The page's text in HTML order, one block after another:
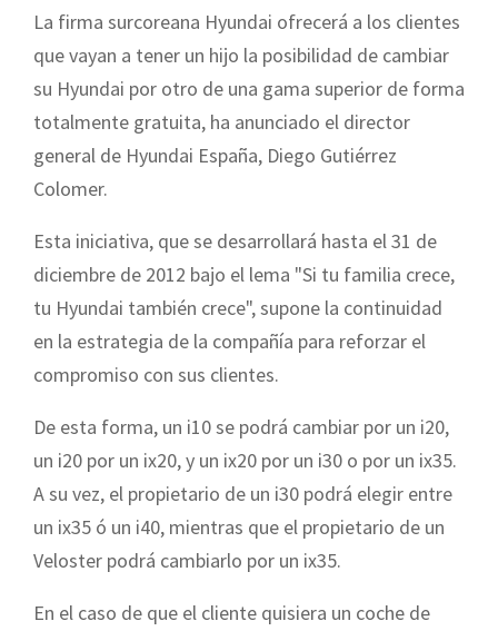
La firma surcoreana Hyundai ofrecerá a los clientes
que vayan a tener un hijo la posibilidad de cambiar
su Hyundai por otro de una gama superior de forma
totalmente gratuita, ha anunciado el director
general de Hyundai España, Diego Gutiérrez
Colomer.
Esta iniciativa, que se desarrollará hasta el 31 de
diciembre de 2012 bajo el lema "Si tu familia crece,
tu Hyundai también crece", supone la continuidad
en la estrategia de la compañía para reforzar el
compromiso con sus clientes.
De esta forma, un i10 se podrá cambiar por un i20,
un i20 por un ix20, y un ix20 por un i30 o por un ix35.
A su vez, el propietario de un i30 podrá elegir entre
un ix35 ó un i40, mientras que el propietario de un
Veloster podrá cambiarlo por un ix35.
En el caso de que el cliente quisiera un coche de